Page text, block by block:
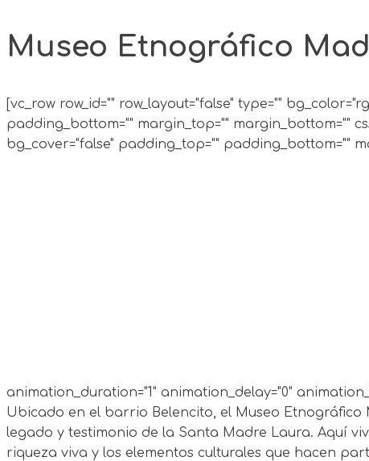
Museo Etnográfico
[vc_row row_id="" row_layout="false" type=""
padding_bottom="" margin_top="" margin_bottom=""
bg_cover="false" padding_top="" padding_bottom=""
animation_duration="1" animation_delay="0"
Ubicado en el barrio Belencito, el Museo
legado y testimonio de la Santa Madre Laura. Aquí
riqueza viva y los elementos culturales que hacen